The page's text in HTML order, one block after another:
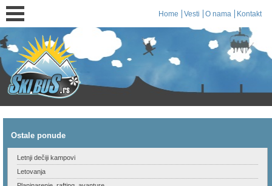
Home Vesti O nama Kontakt
Ostale ponude
Letnji dečiji kampovi
Letovanja